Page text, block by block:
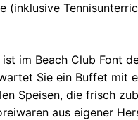
(inklusive
im Beach Club Font
Sie ein Buffet mit
Speisen, die frisch
aus eigener